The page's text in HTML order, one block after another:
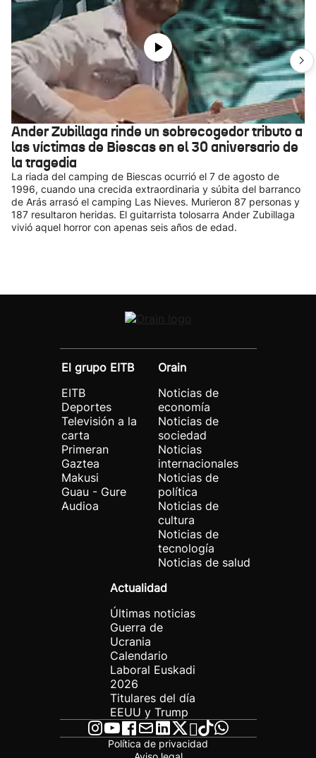
Ander Zubillaga rinde un sobrecogedor tributo a
las víctimas de Biescas en el 30 aniversario de
la tragedia
La riada del camping de Biescas ocurrió el 7 de agosto de
1996, cuando una crecida extraordinaria y súbita del barranco
de Arás arrasó el camping Las Nieves. Murieron 87 personas y
187 resultaron heridas. El guitarrista tolosarra Ander Zubillaga
vivió aquel horror con apenas seis años de edad.
El grupo EITB
EITB
Deportes
Televisión a la
carta
Primeran
Gaztea
Makusi
Guau - Gure
Audioa
Orain
Noticias de
economía
Noticias de
sociedad
Noticias
internacionales
Noticias de
política
Noticias de
cultura
Noticias de
tecnología
Noticias de salud
Actualidad
Últimas noticias
Guerra de
Ucrania
Calendario
Laboral Euskadi
2026
Titulares del día
EEUU y Trump
Política de privacidad